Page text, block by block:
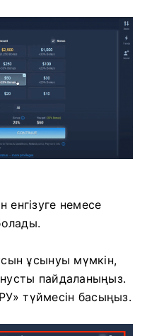
немесе
ұсынуы мүмкін,
пайдаланыңыз.
түймесін басыңыз.